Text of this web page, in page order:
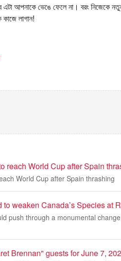
আপনাকে ভেঙে ফেলে না। বরং নিজেকে
লাগান!
reach World Cup after Spain
World Cup after Spain thrashing
weaken Canada’s Species at
push through a monumental
Brennan" guests for June 7,